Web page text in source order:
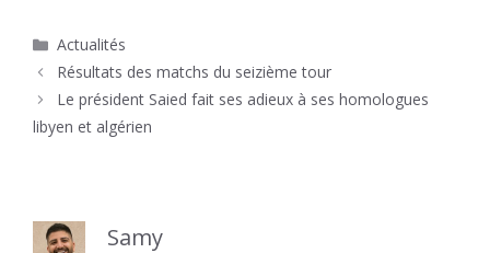
Catégories
Actualités
Résultats des matchs du seizième tour
Le président Saied fait ses adieux à ses homologues
libyen et algérien
Samy